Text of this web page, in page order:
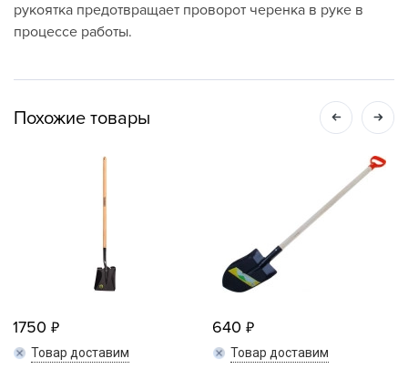
рукоятка предотвращает проворот черенка в руке в
процессе работы.
Похожие товары
1750
Товар доставим
640
Товар доставим